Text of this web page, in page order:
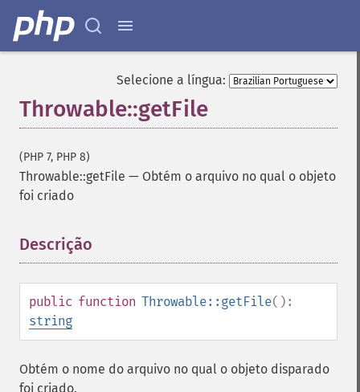
Selecione a língua:
Throwable::getFile
(PHP 7, PHP 8)
Throwable::getFile — Obtém o arquivo no qual o objeto
foi criado
Descrição
public function Throwable::getFile():
string
Obtém o nome do arquivo no qual o objeto disparado
foi criado.